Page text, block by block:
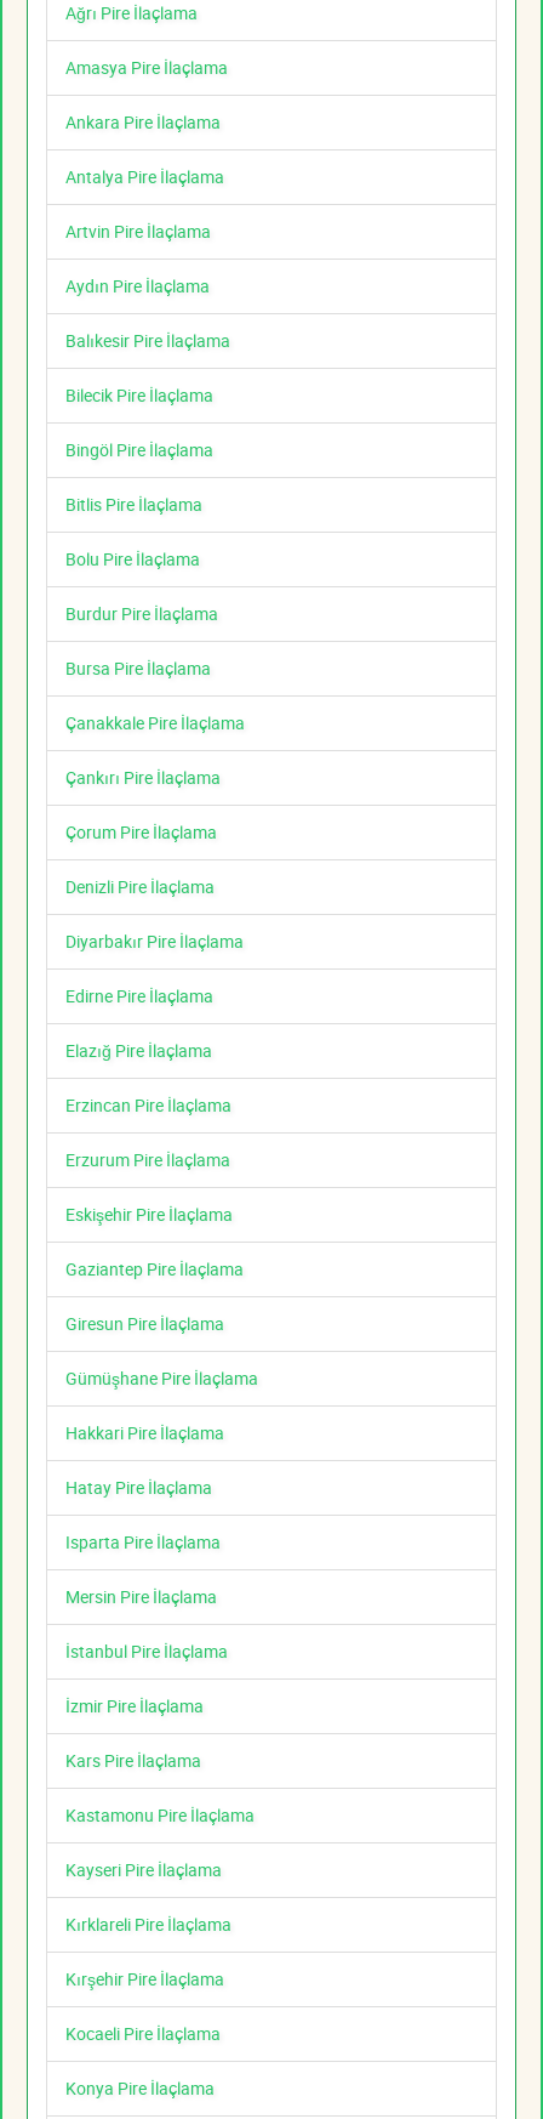
Ağrı Pire İlaçlama
Amasya Pire İlaçlama
Ankara Pire İlaçlama
Antalya Pire İlaçlama
Artvin Pire İlaçlama
Aydın Pire İlaçlama
Balıkesir Pire İlaçlama
Bilecik Pire İlaçlama
Bingöl Pire İlaçlama
Bitlis Pire İlaçlama
Bolu Pire İlaçlama
Burdur Pire İlaçlama
Bursa Pire İlaçlama
Çanakkale Pire İlaçlama
Çankırı Pire İlaçlama
Çorum Pire İlaçlama
Denizli Pire İlaçlama
Diyarbakır Pire İlaçlama
Edirne Pire İlaçlama
Elazığ Pire İlaçlama
Erzincan Pire İlaçlama
Erzurum Pire İlaçlama
Eskişehir Pire İlaçlama
Gaziantep Pire İlaçlama
Giresun Pire İlaçlama
Gümüşhane Pire İlaçlama
Hakkari Pire İlaçlama
Hatay Pire İlaçlama
Isparta Pire İlaçlama
Mersin Pire İlaçlama
İstanbul Pire İlaçlama
İzmir Pire İlaçlama
Kars Pire İlaçlama
Kastamonu Pire İlaçlama
Kayseri Pire İlaçlama
Kırklareli Pire İlaçlama
Kırşehir Pire İlaçlama
Kocaeli Pire İlaçlama
Konya Pire İlaçlama